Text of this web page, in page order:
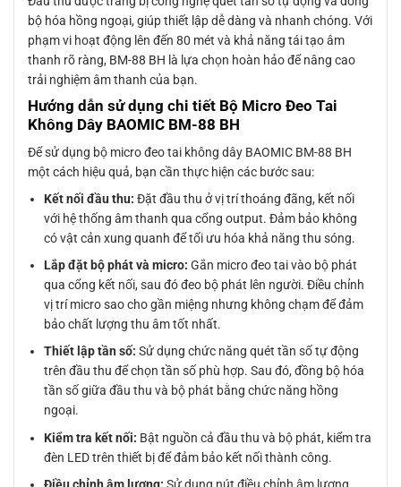
bộ hóa hồng ngoại, giúp thiết lập dễ dàng và nhanh chóng. Với
phạm vi hoạt động lên đến 80 mét và khả năng tái tạo âm
thanh rõ ràng, BM-88 BH là lựa chọn hoàn hảo để nâng cao
trải nghiệm âm thanh của bạn.
Hướng dẫn sử dụng chi tiết Bộ Micro Đeo Tai
Không Dây BAOMIC BM-88 BH
Để sử dụng bộ micro đeo tai không dây BAOMIC BM-88 BH
một cách hiệu quả, bạn cần thực hiện các bước sau:
Kết nối đầu thu: Đặt đầu thu ở vị trí thoáng đãng, kết nối
với hệ thống âm thanh qua cổng output. Đảm bảo không
có vật cản xung quanh để tối ưu hóa khả năng thu sóng.
Lắp đặt bộ phát và micro: Gắn micro đeo tai vào bộ phát
qua cổng kết nối, sau đó đeo bộ phát lên người. Điều chỉnh
vị trí micro sao cho gần miệng nhưng không chạm để đảm
bảo chất lượng thu âm tốt nhất.
Thiết lập tần số: Sử dụng chức năng quét tần số tự động
trên đầu thu để chọn tần số phù hợp. Sau đó, đồng bộ hóa
tần số giữa đầu thu và bộ phát bằng chức năng hồng
ngoại.
Kiểm tra kết nối: Bật nguồn cả đầu thu và bộ phát, kiểm tra
đèn LED trên thiết bị để đảm bảo kết nối thành công.